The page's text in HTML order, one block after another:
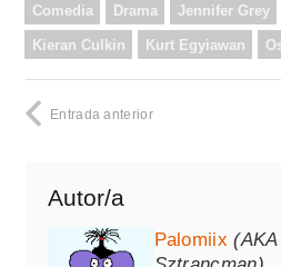
Comedia Drama Jennifer Grey
Kieran Culkin Kurt Egyiawan
Entrada anterior
Autor/a
Palomiix